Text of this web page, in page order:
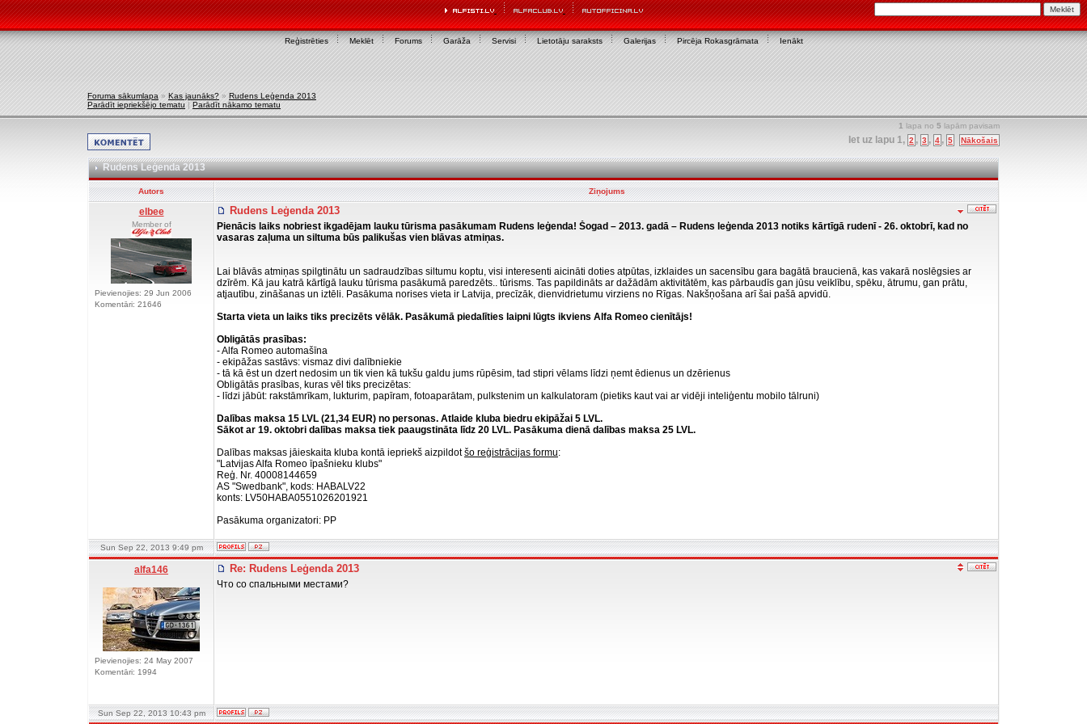
Reģistrēties Meklēt Forums Garāža Servisi Lietotāju saraksts Galerijas Pircēja Rokasgrāmata Ienākt
Foruma sākumlapa » Kas jaunāks? » Rudens Leģenda 2013
Parādīt iepriekšējo tematu | Parādīt nākamo tematu
1 lapa no 5 lapām pavisam
Iet uz lapu 1, 2 , 3 , 4 , 5 Nākošais
Rudens Leģenda 2013
Autors Ziņojums
elbee
Member of
Pievienojies: 29 Jun 2006
Komentāri: 21646
Rudens Leģenda 2013
Pienācis laiks nobriest ikgadējam lauku tūrisma pasākumam Rudens leģenda! Šogad – 2013. gadā – Rudens leģenda 2013 notiks kārtīgā rudenī - 26. oktobrī, kad no
vasaras zaļuma un siltuma būs palikušas vien blāvas atmiņas.
Lai blāvās atmiņas spilgtinātu un sadraudzības siltumu koptu, visi interesenti aicināti doties atpūtas, izklaides un sacensību gara bagātā braucienā, kas vakarā noslēgsies ar
dzīrēm. Kā jau katrā kārtīgā lauku tūrisma pasākumā paredzēts.. tūrisms. Tas papildināts ar dažādām aktivitātēm, kas pārbaudīs gan jūsu veiklību, spēku, ātrumu, gan prātu,
atjautību, zināšanas un iztēli. Pasākuma norises vieta ir Latvija, precīzāk, dienvidrietumu virziens no Rīgas. Nakšņošana arī šai pašā apvidū.
Starta vieta un laiks tiks precizēts vēlāk. Pasākumā piedalīties laipni lūgts ikviens Alfa Romeo cienītājs!
Obligātās prasības:
- Alfa Romeo automašīna
- ekipāžas sastāvs: vismaz divi dalībniekie
- tā kā ēst un dzert nedosim un tik vien kā tukšu galdu jums rūpēsim, tad stipri vēlams līdzi ņemt ēdienus un dzērienus
Obligātās prasības, kuras vēl tiks precizētas:
- līdzi jābūt: rakstāmrīkam, lukturim, papīram, fotoaparātam, pulkstenim un kalkulatoram (pietiks kaut vai ar vidēji inteliģentu mobilo tālruni)
Dalības maksa 15 LVL (21,34 EUR) no personas. Atlaide kluba biedru ekipāžai 5 LVL.
Sākot ar 19. oktobri dalības maksa tiek paaugstināta līdz 20 LVL. Pasākuma dienā dalības maksa 25 LVL.
Dalības maksas jāieskaita kluba kontā iepriekš aizpildotšo reģistrācijas formu:
"Latvijas Alfa Romeo īpašnieku klubs"
Reģ. Nr. 40008144659
AS "Swedbank", kods: HABALV22
konts: LV50HABA0551026201921
Pasākuma organizatori: PP
Sun Sep 22, 2013 9:49 pm
alfa146
Pievienojies: 24 May 2007
Komentāri: 1994
Re: Rudens Leģenda 2013
Что со спальными местами?
Sun Sep 22, 2013 10:43 pm